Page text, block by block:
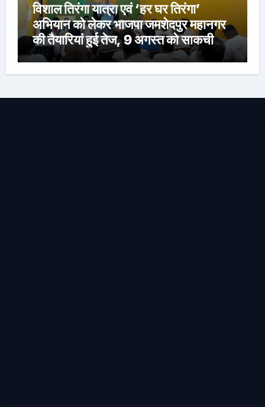
विशाल तिरंगा यात्रा एवं ‘हर घर तिरंगा’
अभियान को लेकर भाजपा जमशेदपुर महानगर
की तैयारियां हुई तेज, 9 अगस्त को साकची
नेताजी सुभाष मैदान से निकलेगी विशाल तिरंगा
यात्रा